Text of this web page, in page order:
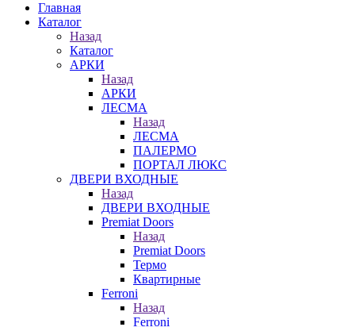
Главная
Каталог
Назад
Каталог
АРКИ
Назад
АРКИ
ЛЕСМА
Назад
ЛЕСМА
ПАЛЕРМО
ПОРТАЛ ЛЮКС
ДВЕРИ ВХОДНЫЕ
Назад
ДВЕРИ ВХОДНЫЕ
Premiat Doors
Назад
Premiat Doors
Термо
Квартирные
Ferroni
Назад
Ferroni